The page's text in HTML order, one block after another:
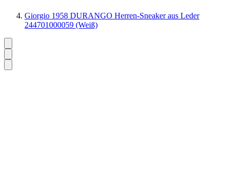
Giorgio 1958 DURANGO Herren-Sneaker aus Leder
244701000059 (Weiß)